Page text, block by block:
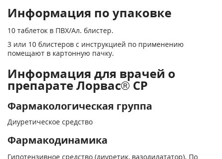
Информация по упаковке
10 таблеток в ПВХ/Ал. блистер.
3 или 10 блистеров с инструкцией по применению
помещают в картонную пачку.
Информация для врачей о
препарате Лорвас® СР
Фармакологическая группа
Диуретическое средство
Фармакодинамика
Гипотензивное средство (диуретик, вазодилататор). По